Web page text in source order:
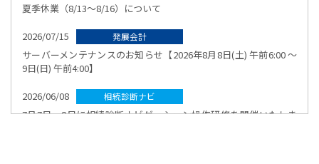
夏季休業（8/13～8/16）について
2026/07/15
サーバーメンテナンスのお知らせ【2026年8月8日(土) 午前6:00 ～
9日(日) 午前4:00】
2026/06/08
7月7日・8日に相続診断ナビゲーション操作研修を開催いたしま